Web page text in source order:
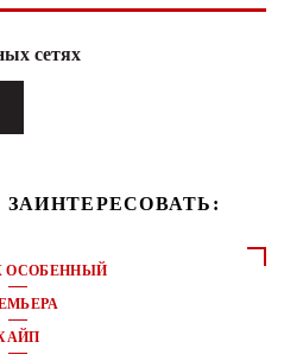
сетях
ОСОБЕННЫЙ